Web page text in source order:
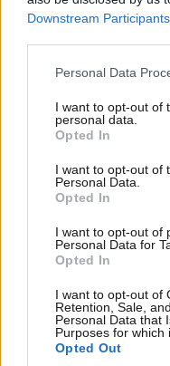
Downstream Participants
Please note that this
not limited to your visit
grant or deny consent
use your data for below
consent section.
Personal Data
I want to opt-out of
personal data.
Opted In
I want to opt-out of
Personal Data.
Opted In
I want to opt-out of
Personal Data for
Opted In
I want to opt-out of
Retention, Sale,
Personal Data that
Purposes for which
Opted Out
LIFESTYLE07·08·2026 18:48
Ξεσπά ο Χρήστος